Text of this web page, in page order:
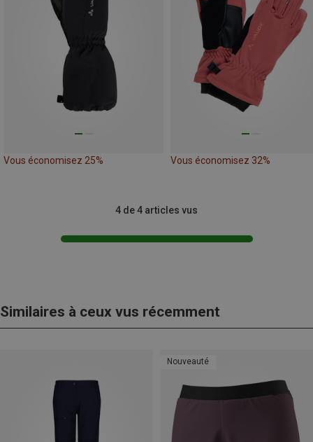
Vous économisez 25% Vous économisez 32%
4 de 4 articles vus
Similaires à ceux vus récemment
Nouveauté